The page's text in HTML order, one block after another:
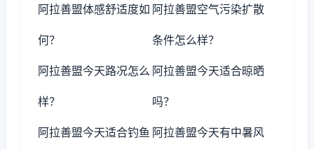
阿拉善盟体感舒适度如
何？
阿拉善盟空气污染扩散
条件怎么样？
阿拉善盟今天路况怎么
样？
阿拉善盟今天适合晾晒
吗？
阿拉善盟今天适合钓鱼 阿拉善盟今天有中暑风